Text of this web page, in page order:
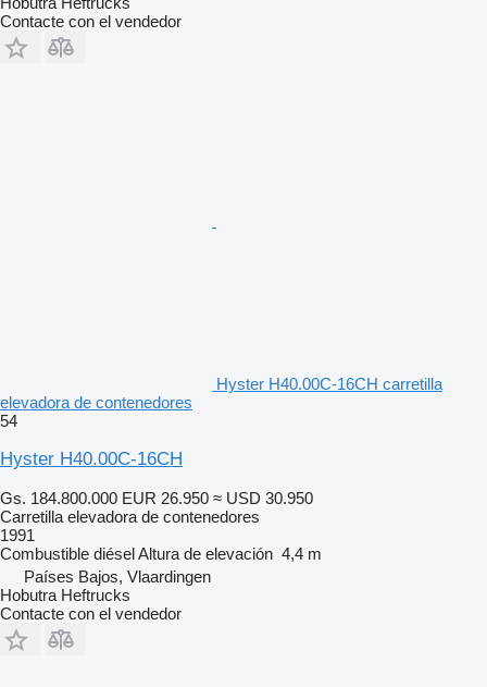
Contacte con el vendedor
Hyster H40.00C-16CH carretilla
elevadora de contenedores
54
Hyster H40.00C-16CH
Gs. 184.800.000 EUR 26.950 ≈ USD 30.950
Carretilla elevadora de contenedores
1991
Combustible diéselAltura de elevación 4,4 m
Países Bajos, Vlaardingen
Hobutra Heftrucks
Contacte con el vendedor